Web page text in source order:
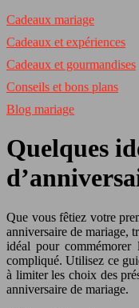
Cadeaux mariage
Cadeaux et expériences
Cadeaux et gourmandises
Conseils et bons plans
Blog mariage
Quelques
Que vous fêtiez votre
anniversaire de mariage,
idéal pour
compliqué. Utilisez ce
à limiter les choix des
anniversaire de mariage.